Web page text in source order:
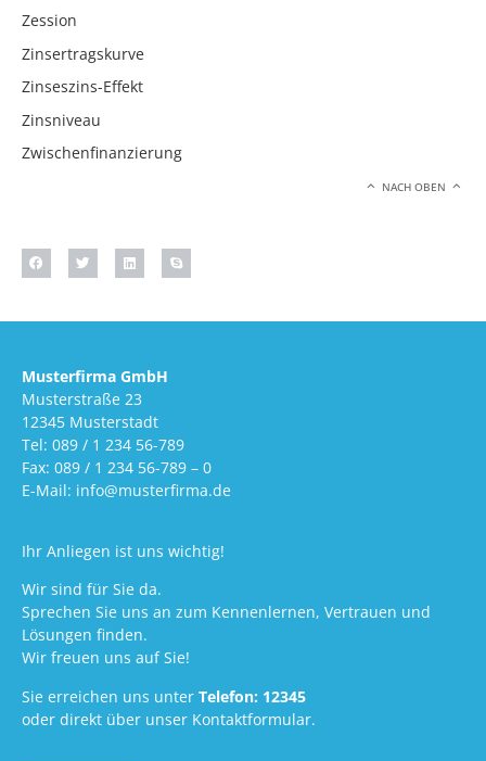
Zession
Zinsertragskurve
Zinseszins-Effekt
Zinsniveau
Zwischenfinanzierung
NACH OBEN
Musterfirma GmbH
Musterstraße 23
12345 Musterstadt
Tel: 089 / 1 234 56-789
Fax: 089 / 1 234 56-789 – 0
E-Mail: info@musterfirma.de
Ihr Anliegen ist uns wichtig!
Wir sind für Sie da.
Sprechen Sie uns an zum Kennenlernen, Vertrauen und
Lösungen finden.
Wir freuen uns auf Sie!
Sie erreichen uns unter Telefon: 12345
oder direkt über unser Kontaktformular.